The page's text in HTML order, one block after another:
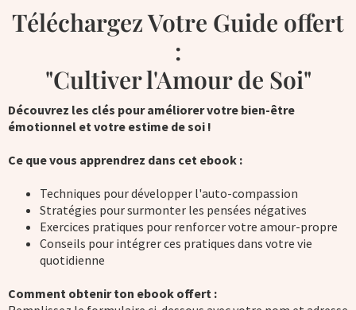
Téléchargez Votre Guide offert
:
"Cultiver l'Amour de Soi"
Découvrez les clés pour améliorer votre bien-être
émotionnel et votre estime de soi !
Ce que vous apprendrez dans cet ebook :
Techniques pour développer l'auto-compassion
Stratégies pour surmonter les pensées négatives
Exercices pratiques pour renforcer votre amour-propre
Conseils pour intégrer ces pratiques dans votre vie
quotidienne
Comment obtenir ton ebook offert :